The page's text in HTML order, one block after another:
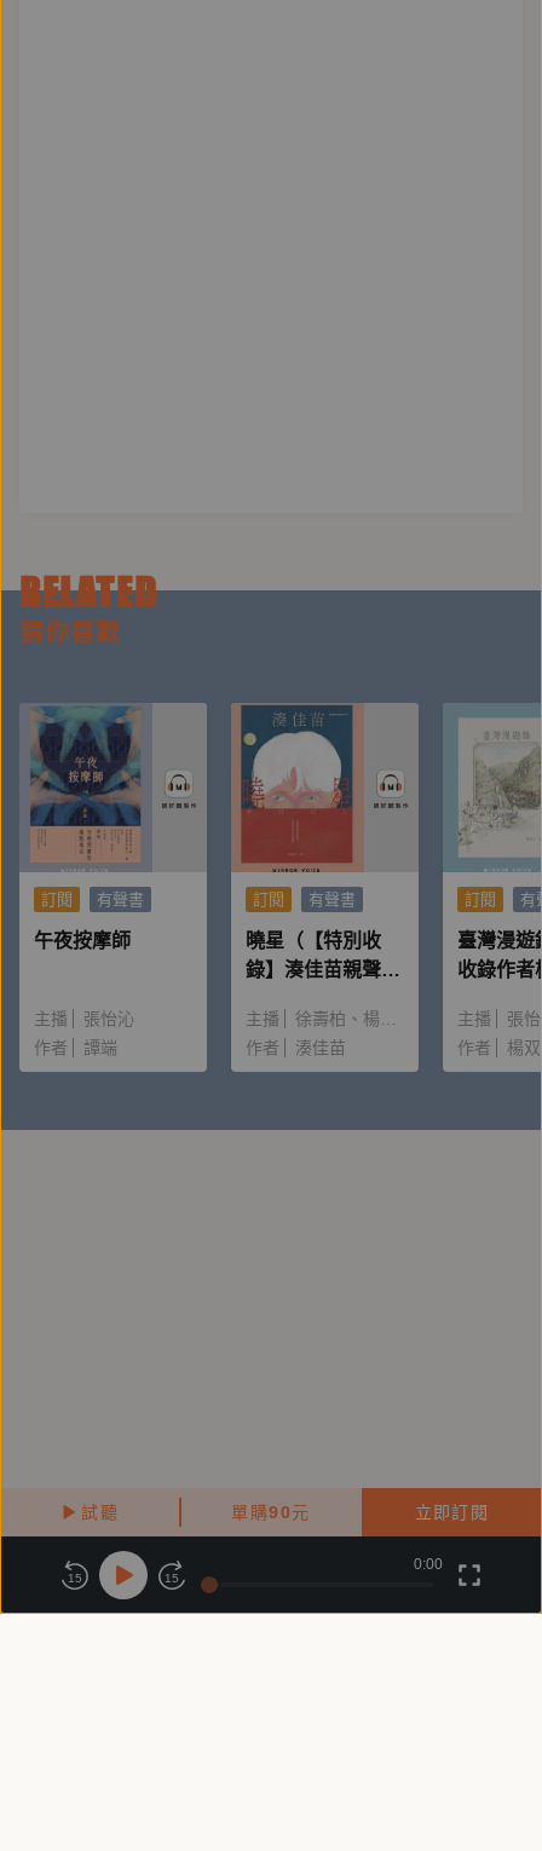
試聽 單購90元 立即訂閱
＝朗讀者簡介＝
主持人、配音員、孜孜線上聽有聲製作。喜歡玩聲音、
觀察細微、認真生活的聲音工作者，拿著麥克風嘰哩瓜
啦已有八年時間，擅長用不同聲音創造歡樂時光。
RELATED
猜你喜歡
訂閱 有聲書
午夜按摩師
主播
張怡沁
作者
譚端
訂閱 有聲書
曉星（【特別收
錄】湊佳苗親聲朗
主播 徐壽柏
楊雅淳
作者
湊佳苗
訂閱 有
臺灣漫遊
收錄作者
主播
張
作者
楊
關於鏡好聽
商務合作 付費條款 會員條款
15 15
0:00